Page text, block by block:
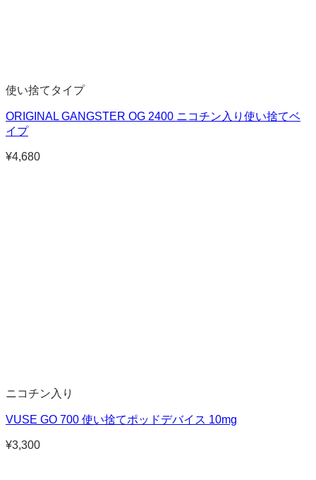
使い捨てタイプ
ORIGINAL GANGSTER OG 2400 ニコチン入り使い捨てベ
イプ
¥4,680
ニコチン入り
VUSE GO 700 使い捨てポッドデバイス 10mg
¥3,300